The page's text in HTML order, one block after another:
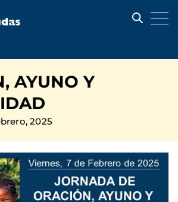
AYUNO Y
2025